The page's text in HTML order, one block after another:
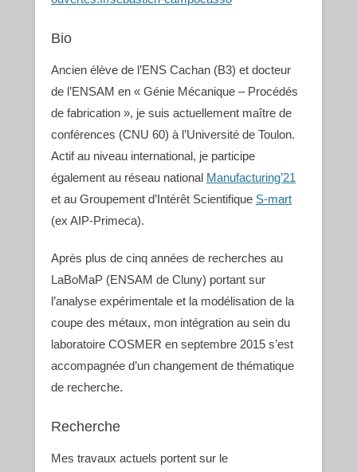
Bio
Ancien élève de l’ENS Cachan (B3) et docteur
de l’ENSAM en « Génie Mécanique – Procédés
de fabrication », je suis actuellement maître de
conférences (CNU 60) à l’Université de Toulon.
Actif au niveau international, je participe
également au réseau national Manufacturing’21
et au Groupement d’Intérêt Scientifique S-mart
(ex AIP-Primeca).
Après plus de cinq années de recherches au
LaBoMaP (ENSAM de Cluny) portant sur
l’analyse expérimentale et la modélisation de la
coupe des métaux, mon intégration au sein du
laboratoire COSMER en septembre 2015 s’est
accompagnée d’un changement de thématique
de recherche.
Recherche
Mes travaux actuels portent sur le